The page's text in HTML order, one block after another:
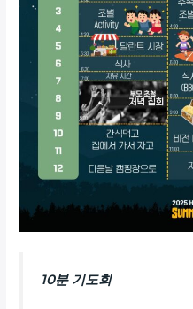
10분 기도회